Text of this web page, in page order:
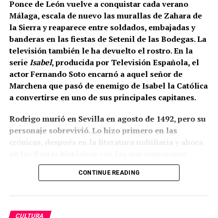
en la iglesia de San Miguel de Morón de la Frontera,
Juan de los Ríos Vallejo incluyó entre sus méritos
profesionales la reja del coro de San Juan de
Marchena, afirmando que en ella había contado con
la ayuda de su padre. También se atribuía una reja
para la capilla mayor de la misma iglesia
marchenera y otra obra destinada al sagrario de la
Casa Grande de San Francisco de Sevilla.
más correcto hablar del taller de los Ríos. Cristóbal
habría transmitido el oficio a sus hijos, mientras
Juan fue adquiriendo progresivamente mayor
una obra de juventud realizada bajo la dirección o
con la colaboración paterna. Los documentos
los pagos finales con sus herederos; el expediente
Ponce de León vuelve a conquistar cada verano
Málaga, escala de nuevo las murallas de Zahara de
la Sierra y reaparece entre soldados, embajadas y
banderas en las fiestas de Setenil de las Bodegas. La
televisión también le ha devuelto el rostro. En la
serieIsabel, producida por Televisión Española, el
actor Fernando Soto encarnó a aquel señor de
Marchena que pasó de enemigo de Isabel la Católica
a convertirse en uno de sus principales capitanes.
Rodrigo murió en Sevilla en agosto de 1492, pero su
personaje sobrevivió. Lo hizo primero en las
crónicas, después en la literatura nobiliaria y ahora
municipios andaluces reconstruyen su pasado. Como
el Cid, sigue ganando batallas después de muerto,
CONTINUE READING
CULTURA